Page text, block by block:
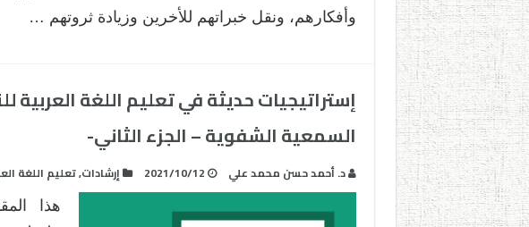
وأفكارهم، ونقل خبراتهم للأخرين وزيادة ثروتهم …
إستراتيجيات حديثة في تعليم اللغة العربية
السمعية الشفوية – الجزء الثاني-
د. أحمد حسن محمد علي 2021/10/12 إرشادات,تعليم اللغة
هذا